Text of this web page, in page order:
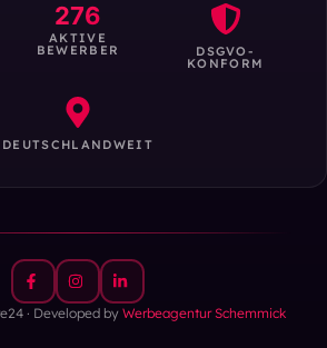
276
AKTIVE
BEWERBER DSGVO-
KONFORM
DEUTSCHLANDWEIT
· Developed byWerbeagentur Schemmick